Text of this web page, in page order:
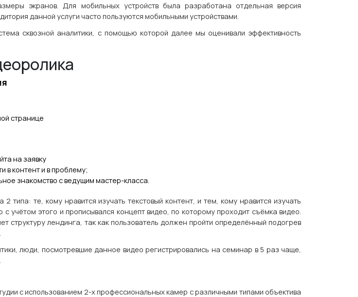
экранов. Для мобильных устройств была разработана отдельная версия
данной услуги часто пользуются мобильными устройствами.
сквозной аналитики, с помощью которой далее мы оценивали эффективность
странице
на заявку
в контент и в проблему;
знакомство с ведущим мастер-класса.
2 типа: те, кому нравится изучать текстовый контент, и тем, кому нравится изучать
учётом этого и прописывался концепт видео, по которому проходит съёмка видео.
структуру лендинга, так как пользователь должен пройти определённый подогрев
люди, посмотревшие данное видео регистрировались на семинар в 5 раз чаще,
с использованием 2-х профессиональных камер с различными типами объектива